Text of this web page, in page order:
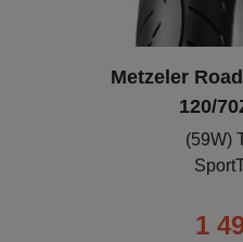
Metzeler
120/
(59W)
1